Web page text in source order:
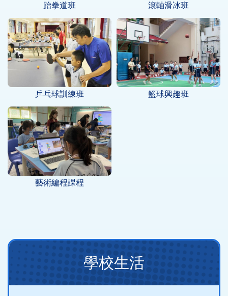
跆拳道班 滾軸滑冰班
乒乓球訓練班 籃球興趣班
藝術編程課程
Main
(new)
學校生活